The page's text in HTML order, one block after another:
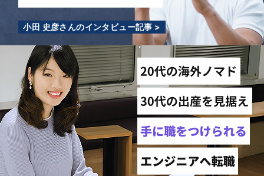
小田 史彦さんのインタビュー記事 >